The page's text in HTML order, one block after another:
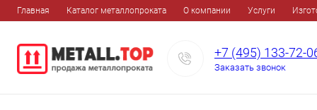
Главная Каталог металлопроката О компании Услуги
+7 (495) 133-72-
Заказать звонок